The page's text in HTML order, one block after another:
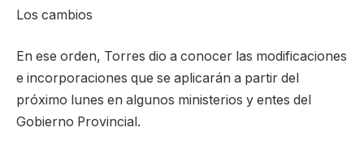
Los cambios
En ese orden, Torres dio a conocer las modificaciones
e incorporaciones que se aplicarán a partir del
próximo lunes en algunos ministerios y entes del
Gobierno Provincial.